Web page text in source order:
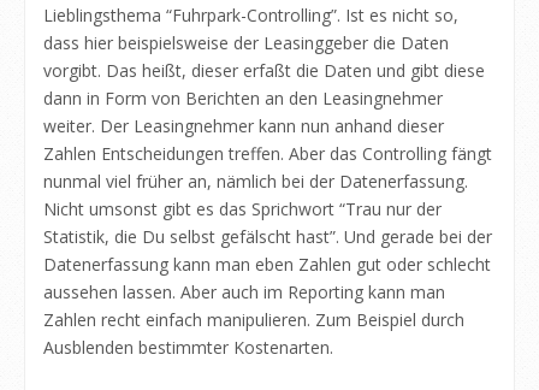
Lieblingsthema “Fuhrpark-Controlling”. Ist es nicht so,
dass hier beispielsweise der Leasinggeber die Daten
vorgibt. Das heißt, dieser erfaßt die Daten und gibt diese
dann in Form von Berichten an den Leasingnehmer
weiter. Der Leasingnehmer kann nun anhand dieser
Zahlen Entscheidungen treffen. Aber das Controlling fängt
nunmal viel früher an, nämlich bei der Datenerfassung.
Nicht umsonst gibt es das Sprichwort “Trau nur der
Statistik, die Du selbst gefälscht hast”. Und gerade bei der
Datenerfassung kann man eben Zahlen gut oder schlecht
aussehen lassen. Aber auch im Reporting kann man
Zahlen recht einfach manipulieren. Zum Beispiel durch
Ausblenden bestimmter Kostenarten.